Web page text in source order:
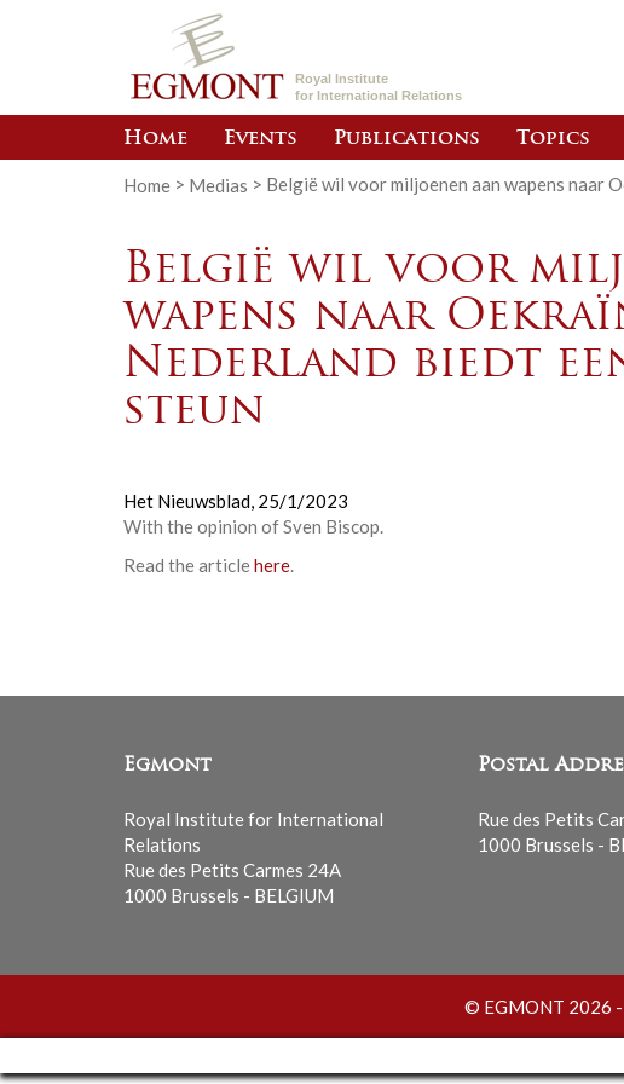
Royal Institute
for International Relations
Home Events Publications Topics
Home > Medias > België wil voor miljoenen aan wapens naar
België wil voor
wapens naar
Nederland biedt
steun
Het Nieuwsblad, 25/1/2023
With the opinion of Sven Biscop.
Read the articlehere.
Egmont
Royal Institute for International
Relations
Rue des Petits Carmes 24A
1000 Brussels - BELGIUM
Postal
Rue des Petits
1000 Brussels -
© EGMONT 2026